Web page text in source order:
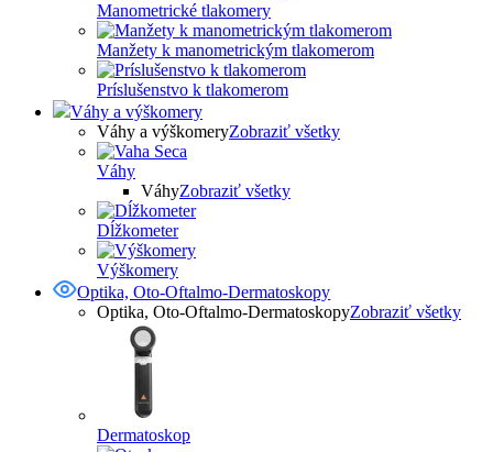
Manometrické tlakomery
Manžety k manometrickým tlakomerom
Príslušenstvo k tlakomerom
Váhy a výškomery
Váhy a výškomeryZobraziť všetky
Váhy
VáhyZobraziť všetky
Dĺžkometer
Výškomery
Optika, Oto-Oftalmo-Dermatoskopy
Optika, Oto-Oftalmo-DermatoskopyZobraziť všetky
Dermatoskop